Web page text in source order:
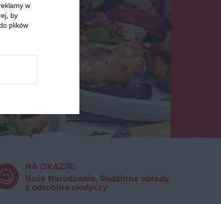
NA OKAZJĘ:
Boże Narodzenie, Rodzinne obiady
z odrobiną słodyczy
w
by
plików